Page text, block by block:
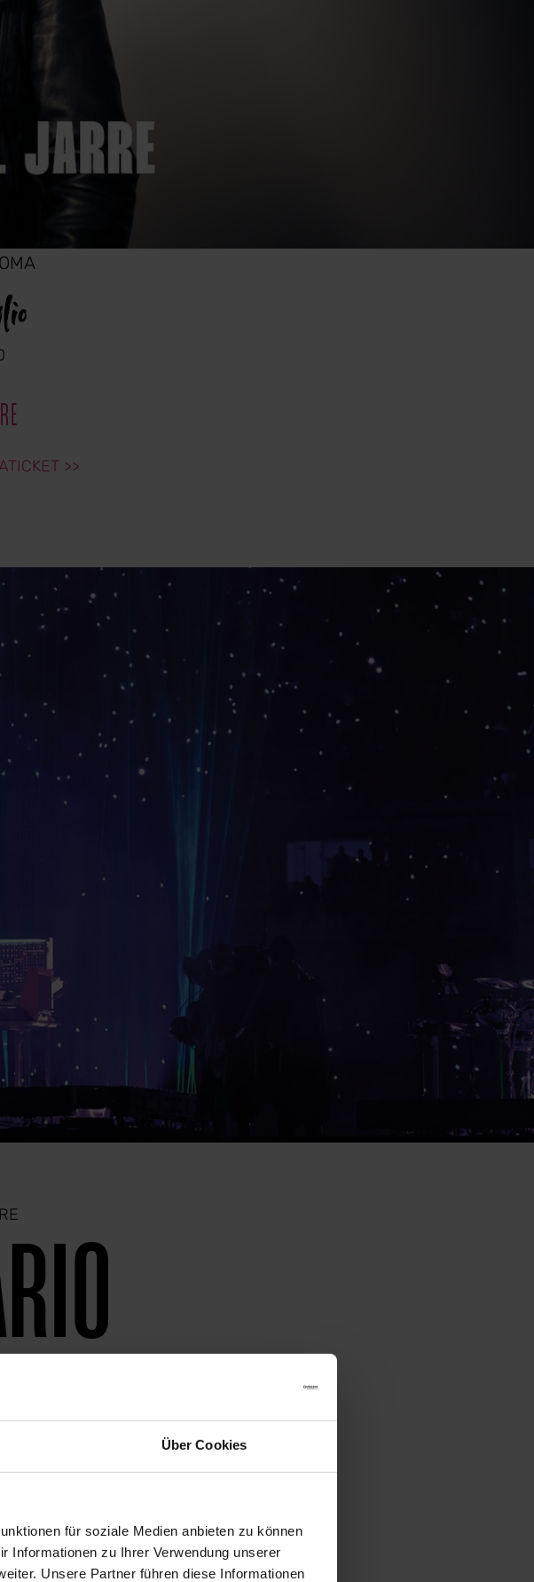
Über Cookies
für soziale Medien anbieten zu können
Informationen zu Ihrer Verwendung unserer
Unsere Partner führen diese Informationen
>>
tecnologica
della musica
la tecnologia
realtà virtuale
UNESCO e